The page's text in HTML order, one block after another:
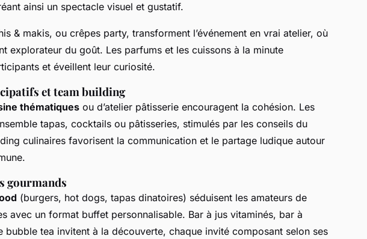
ainsi un spectacle visuel et gustatif.
& makis, ou crêpes party, transforment l’événement en vrai atelier, où
explorateur du goût. Les parfums et les cuissons à la minute
et éveillent leur curiosité.
et team building
thématiques ou d’atelier pâtisserie encouragent la cohésion. Les
tapas, cocktails ou pâtisseries, stimulés par les conseils du
culinaires favorisent la communication et le partage ludique autour
gourmands
(burgers, hot dogs, tapas dinatoires) séduisent les amateurs de
avec un format buffet personnalisable. Bar à jus vitaminés, bar à
bubble tea invitent à la découverte, chaque invité composant selon ses